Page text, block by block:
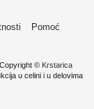
Pomoć
Copyright © Krstarica
u celini i u delovima